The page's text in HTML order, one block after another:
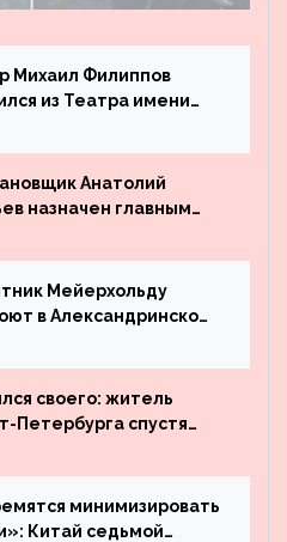
Михаил Филиппов
из Театра имени
Анатолий
назначен главным
Мейерхольду
в Александринском
своего: житель
Петербурга спустя
в Казахстан
минимизировать
Китай седьмой